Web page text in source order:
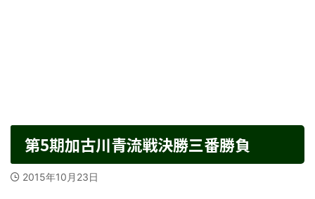
第5期加古川青流戦決勝三番勝負
2015年10月23日